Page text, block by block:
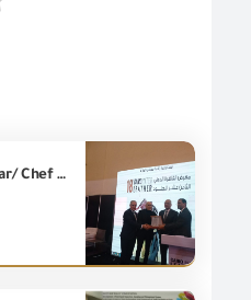
L'ingénieur. Essam El-Naggar/ Chef de la (GOEIC) inaugure la18ème Exposition Internationale du Caire pour le Cuir